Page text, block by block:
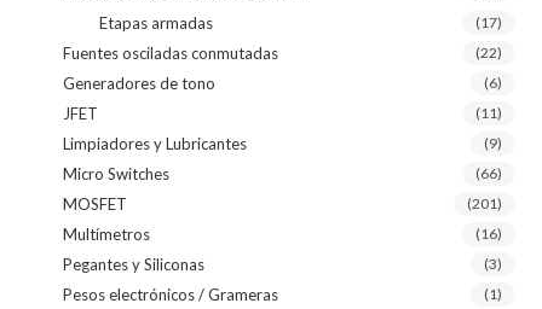
Etapas armadas (17)
Fuentes osciladas conmutadas (22)
Generadores de tono (6)
JFET (11)
Limpiadores y Lubricantes (9)
Micro Switches (66)
MOSFET (201)
Multímetros (16)
Pegantes y Siliconas (3)
Pesos electrónicos / Grameras (1)